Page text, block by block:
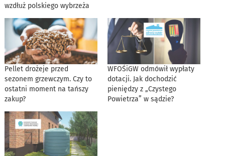
wzdłuż polskiego wybrzeża
Pellet drożeje przed
sezonem grzewczym. Czy to
ostatni moment na tańszy
zakup?
WFOŚiGW odmówił wypłaty
dotacji. Jak dochodzić
pieniędzy z „Czystego
Powietrza” w sądzie?